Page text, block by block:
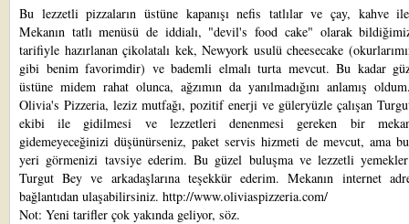
Bu lezzetli pizzaların üstüne kapanışı nefis tatlılar ve çay, kahve
Mekanın tatlı menüsü de iddialı, "devil's food cake" olarak
tarifiyle hazırlanan çikolatalı kek, Newyork usulü cheesecake
gibi benim favorimdir) ve bademli elmalı turta mevcut. Bu kadar
üstüne midem rahat olunca, ağzımın da yanılmadığını anlamış
Olivia's Pizzeria, leziz mutfağı, pozitif enerji ve güleryüzle çalışan
ekibi ile gidilmesi ve lezzetleri denenmesi gereken bir
gidemeyeceğinizi düşünürseniz, paket servis hizmeti de mevcut, ama
yeri görmenizi tavsiye ederim. Bu güzel buluşma ve lezzetli
Turgut Bey ve arkadaşlarına teşekkür ederim. Mekanın internet
bağlantıdan ulaşabilirsiniz. http://www.oliviaspizzeria.com/
Not: Yeni tarifler çok yakında geliyor, söz.